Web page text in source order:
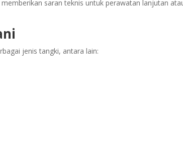
saran teknis untuk perawatan lanjutan
jenis tangki, antara lain: